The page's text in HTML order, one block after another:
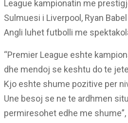
League kampionatin me
Sulmuesi i Liverpool, Ryan
Angli luhet futbolli me
“Premier League eshte
dhe mendoj se keshtu do te
Kjo eshte shume pozitive per
Une besoj se ne te ardhmen
permiresohet edhe me